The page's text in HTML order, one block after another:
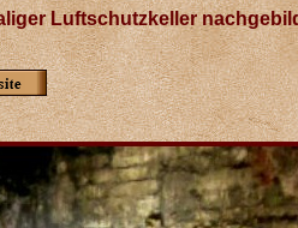
Luftschutzkeller